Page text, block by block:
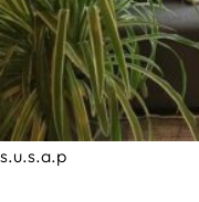
s.u.s.a.p